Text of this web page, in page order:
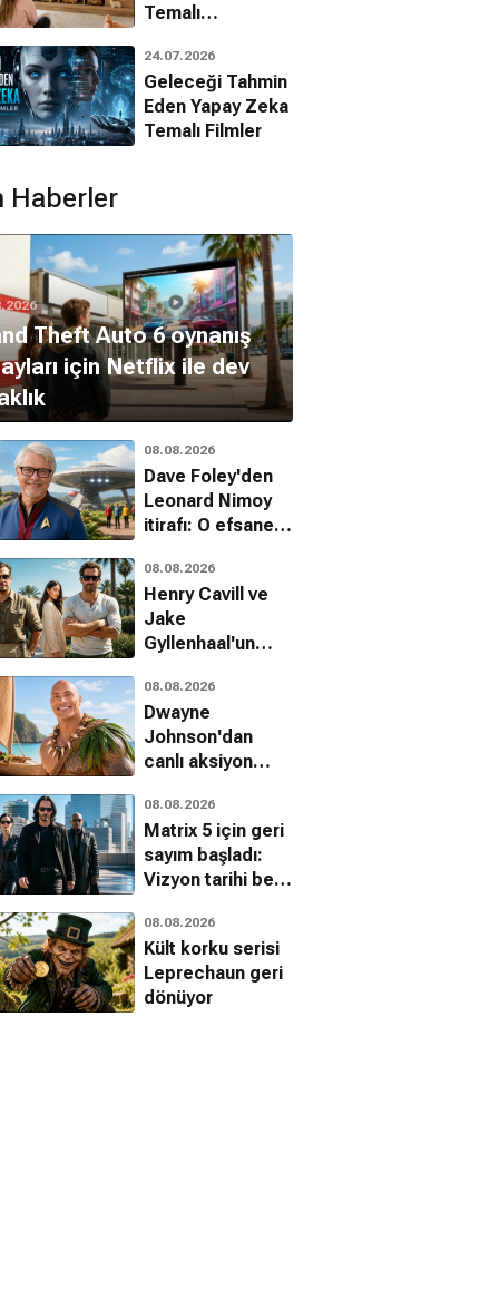
Tarih
Biutiful
Dram
Temalı
Filmleri
24.07.2026
Geleceği Tahmin
Eden Yapay Zeka
Temalı Filmler
Haberler
Theft Auto 6 oynanış
için Netflix ile dev
08.08.2026
Dave Foley'den
Leonard Nimoy
itirafı: O efsanevi
unutamadı
08.08.2026
Henry Cavill ve
Jake
Gyllenhaal'un
olduğu In the
Grey filminin
tarihi açıklandı
08.08.2026
Dwayne
Johnson'dan
canlı aksiyon
eleştirilerine
yanıt
08.08.2026
Matrix 5 için geri
sayım başladı:
Vizyon tarihi belli
08.08.2026
Kült korku serisi
Leprechaun geri
dönüyor